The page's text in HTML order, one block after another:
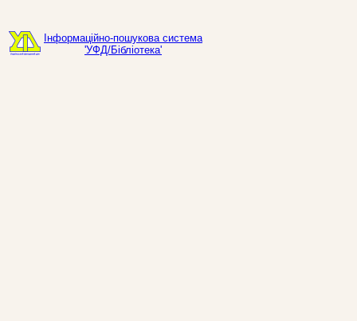
Інформаційно-пошукова система
'УФД/Бібліотека'